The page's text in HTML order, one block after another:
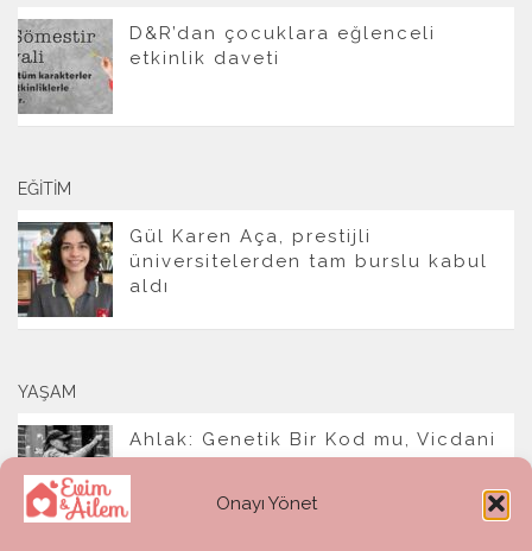
Onayı Yönet
D&R’dan çocuklara eğlenceli
etkinlik daveti
EĞITIM
Gül Karen Aça, prestijli
üniversitelerden tam burslu kabul
aldı
YAŞAM
Ahlak: Genetik Bir Kod mu, Vicdani
Bir Refleks mi?